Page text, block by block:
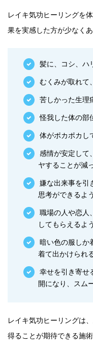
レイキ気功ヒーリングを
果を実感した方が少なくあ
髪に、コシ、ハ
むくみが取れて
苦しかった生理
怪我した体の部
体がポカポカし
感情が安定して
ヤすることが減
嫌な出来事を引
思考ができるよ
職場の人や恋人
してもらえるよ
暗い色の服しか
着て出かけられ
幸せを引き寄せ
開になり、スム
レイキ気功ヒーリングは
得ることが期待できる施術